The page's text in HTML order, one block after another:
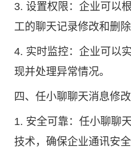
3. 设置权限：企业可以
工的聊天记录修改和删
4. 实时监控：企业可以
现并处理异常情况。
四、任小聊聊天消息修
1. 安全可靠：任小聊聊
技术，确保企业通讯安全